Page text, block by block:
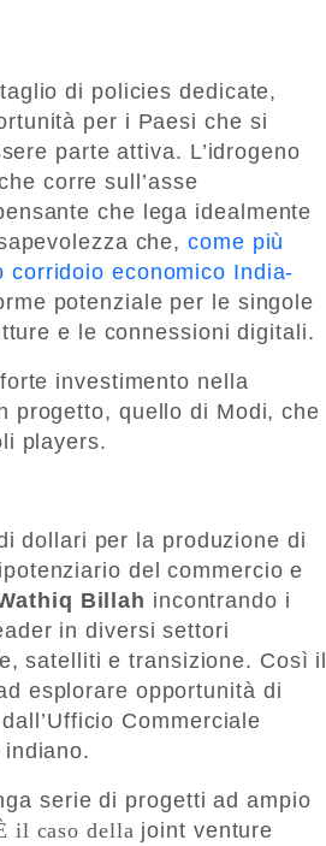
di policies dedicate,
per i Paesi che si
parte attiva. L’idrogeno
corre sull’asse
che lega idealmente
che,come più
corridoio economico India-
potenziale per le singole
e le connessioni digitali.
investimento nella
progetto, quello di Modi, che
players.
dollari per la produzione di
del commercio e
Billah incontrando i
in diversi settori
satelliti e transizione. Così il
esplorare opportunità di
Commerciale
serie di progetti ad ampio
il caso della joint venture